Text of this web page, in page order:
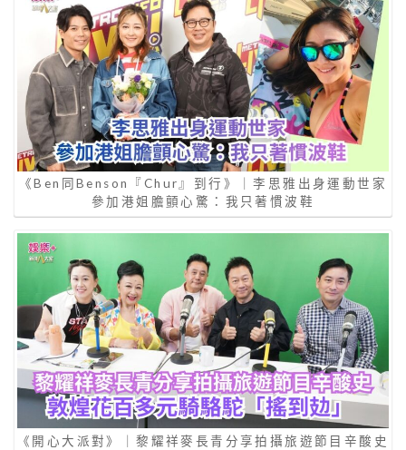
《Ben同Benson『Chur』到行》｜李思雅出身運動世家
參加港姐膽顫心驚：我只著慣波鞋
《開心大派對》｜黎耀祥麥長青分享拍攝旅遊節目辛酸史